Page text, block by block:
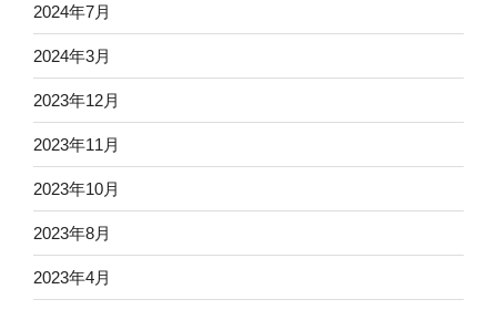
2024年7月
2024年3月
2023年12月
2023年11月
2023年10月
2023年8月
2023年4月